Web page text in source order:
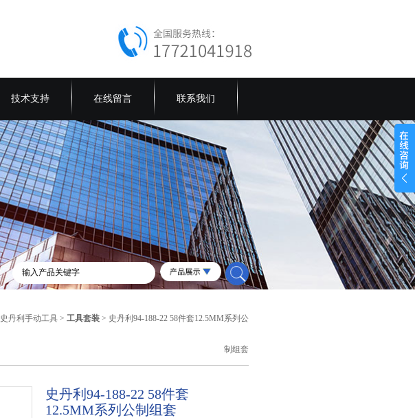
技术支持 在线留言 联系我们
史丹利手动工具 >工具套装 > 史丹利94-188-22 58件套12.5MM系列公
制组套
史丹利94-188-22 58件套
12.5MM系列公制组套